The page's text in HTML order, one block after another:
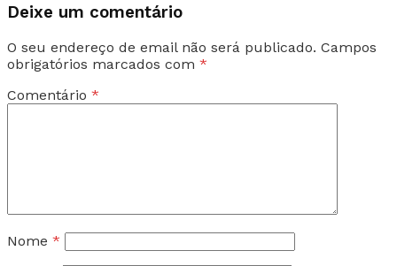
Deixe um comentário
O seu endereço de email não será publicado. Campos
obrigatórios marcados com *
Comentário *
Nome *